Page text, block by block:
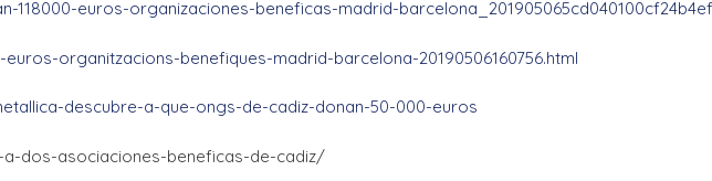
euros-organizaciones-beneficas-madrid-
organitzacions-benefiques-madrid-barcelona-20190506160756.html
descubre-a-que-ongs-de-cadiz-donan-50-000-euros
dos-asociaciones-beneficas-de-cadiz/